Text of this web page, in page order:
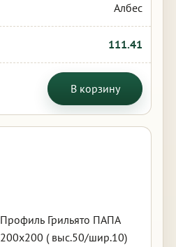
Албес
111.41
В корзину
Профиль Грильято ПАПА
200х200 ( выс.50/шир.10)